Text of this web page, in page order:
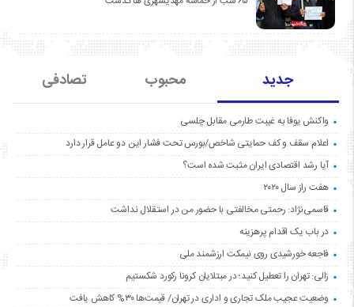
جدید محبوب تصادفی
واکنش یوفا به غیبت طارمی مقابل چلسی
اعلام سقف و کف حمایتی شاخص/بورس تحت فشار این دو عامل قرار دارد
آیا رشد اقتصادی ایران مثبت شده است؟
هفت راز سال ۲۰۲۰
قاسمی‌نژاد: رحمتی مخالفتی با حضور من در استقلال نداشت
در باب یک اقدام پرهزینه
فاجعه خورشیدی روی نیمکت ارزشمند ملی
زالی: تهران را تعطیل کنید؛ در مبتلایان کرونا رکورد شکستیم
وضعیت عجیب ملک تجاری و اداری در تهران/ قیمت‌ها ۳۰% کاهش یافت